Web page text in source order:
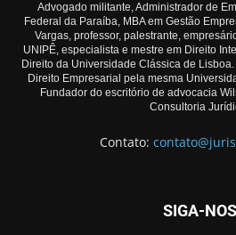
Advogado militante, Administrador de
Federal da Paraíba, MBA em Gestão
Vargas, professor, palestrante,
UNIPÊ, especialista e mestre em Direito
Direito da Universidade Clássica de
Direito Empresarial pela mesma
Fundador do escritório de advocacia
Consultoria
Contato:
SIGA-NOS